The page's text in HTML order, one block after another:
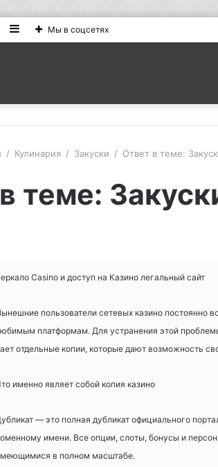
SidebarМы в соцсетях
/ Кулинария / Закуски / Ответ в теме:
теме:
Casino и доступ на Казино легальный сайт
пользователи сетевых казино постоянно
платформам. Для устранения этой
отдельные копии, которые дают возможность
именно являет собой копия казино
— это полная дубликат официального
имени. Все опции, слоты, бонусы и
в полном масштабе.